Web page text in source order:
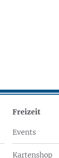
Freizeit
Events
Kartenshop